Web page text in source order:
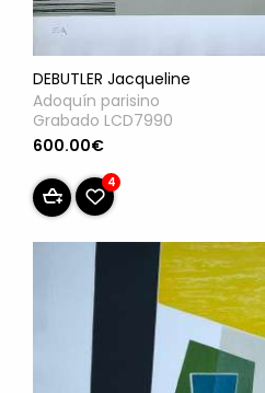
DEBUTLER Jacqueline
Adoquín parisino
Grabado LCD7990
600.00€
4